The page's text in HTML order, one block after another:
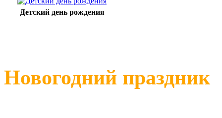
Детский день рождения
Новогодний